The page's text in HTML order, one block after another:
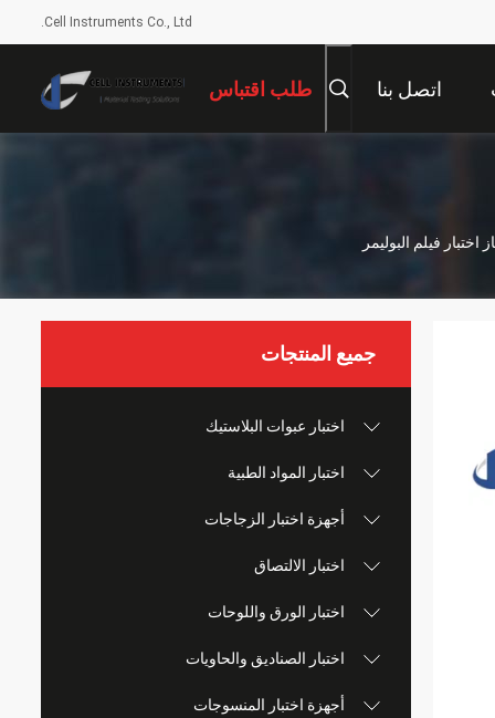
Cell Instruments Co., Ltd.
اتصل بنا طلب اقتباس
جميع المنتجات
اختبار عبوات البلاستيك
اختبار المواد الطبية
أجهزة اختبار الزجاجات
اختبار الالتصاق
اختبار الورق واللوحات
اختبار الصناديق والحاويات
أجهزة اختبار المنسوجات